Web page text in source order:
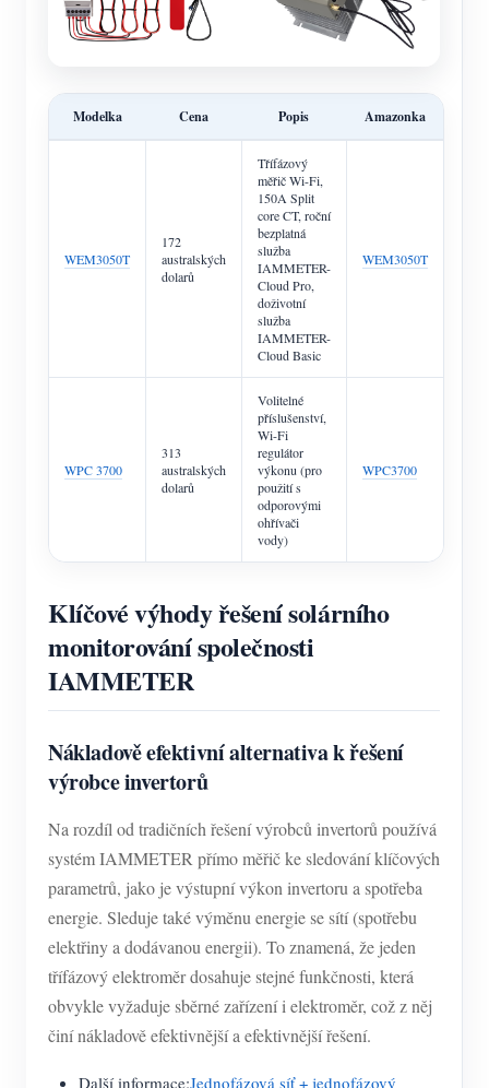
Modelka Cena Popis Amazonka
WEM3050T
172
australských
dolarů
Třífázový
měřič Wi-Fi,
150A Split
core CT, roční
bezplatná
služba
IAMMETER-
Cloud Pro,
doživotní
služba
IAMMETER-
Cloud Basic
WEM3050T
WPC 3700
313
australských
dolarů
Volitelné
příslušenství,
Wi-Fi
regulátor
výkonu (pro
použití s
odporovými
ohřívači
vody)
WPC3700
Klíčové výhody řešení solárního
monitorování společnosti
IAMMETER
Nákladově efektivní alternativa k řešení
výrobce invertorů
Na rozdíl od tradičních řešení výrobců invertorů používá
systém IAMMETER přímo měřič ke sledování klíčových
parametrů, jako je výstupní výkon invertoru a spotřeba
energie. Sleduje také výměnu energie se sítí (spotřebu
elektřiny a dodávanou energii). To znamená, že jeden
třífázový elektroměr dosahuje stejné funkčnosti, která
obvykle vyžaduje sběrné zařízení i elektroměr, což z něj
činí nákladově efektivnější a efektivnější řešení.
Další informace:Jednofázová síť + jednofázový